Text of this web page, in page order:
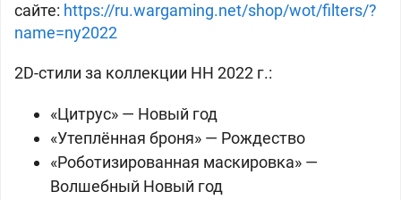
сайте: https://ru.wargaming.net/shop/wot/filters/?
name=ny2022
2D-стили за коллекции НН 2022 г.:
«Цитрус» — Новый год
«Утеплённая броня» — Рождество
«Роботизированная маскировка» —
Волшебный Новый год